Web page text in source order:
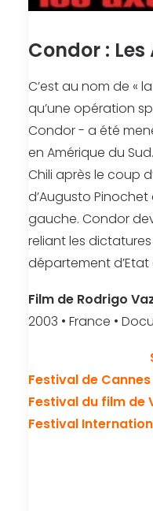
Condor :
C’est au nom de «
qu’une opération
Condor - a été
en Amérique du
Chili après le coup
d’Augusto
gauche. Condor
reliant les
département d’Etat
Film de Rodrigo
2003 • France •
Festival de
Festival du film de
Festival